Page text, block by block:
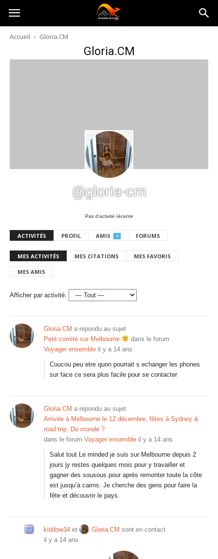
Australia-
australie.com
Accueil Gloria.CM
Gloria.CM
@gloria-cm
Pas d’activité récente
ACTIVITÉS PROFIL AMIS 1 FORUMS
MES ACTIVITÉS MES CITATIONS MES FAVORIS
MES AMIS
Afficher par activité:
Gloria.CM a répondu au sujet
Petit comité sur Melbourne
dans le forum
Voyager ensemble il y a 14 ans
Coucou peu etre quon pourrait s echanger les phones
sur face ce sera plus facile pour se contacter
Gloria.CM a répondu au sujet
Arrivée à Melbourne le 12 décembre, fêtes à Sydney &
road trip. Du monde ?
dans le forum Voyager ensemble il y a 14 ans
Salut tout Le minded je suis sur Melbourne depuis 2
jours jy restes quelques mois pour y travailler et
gagner des sousous pour après remonter toute la côte
est jusqu’à cairns. Je cherche des gens pour faire la
fête et découvrir le pays.
kiddow34 et Gloria.CM sont en contact
il y a 14 ans